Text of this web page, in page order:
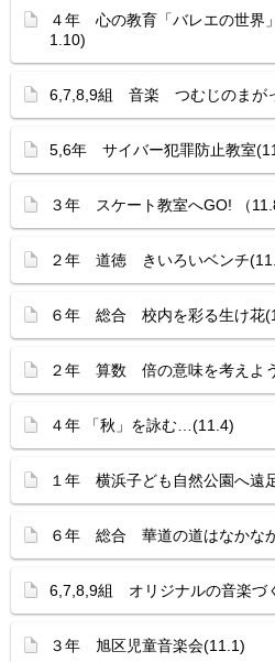
４年 心の教育「バレエの世界
1.10)
6,7,8,9組 音楽 つむじのまが
5,6年 サイバー犯罪防止教室
３年 スケート教室へGO! （
２年 道徳 きいろいベンチ
６年 総合 校内を彩る生け花
２年 算数 倍の意味を考えよ
４年 「秋」を詠む…(11.4)
１年 横浜子ども自然公園へ遠
６年 総合 華道の道はなかな
6,7,8,9組 オリジナルの音楽づ
３年 旭区児童音楽会(11.1)